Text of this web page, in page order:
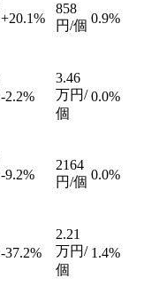
+20.1%
858
円/個 0.9%
-2.2%
3.46
万円/
個
0.0%
-9.2%
2164
円/個 0.0%
-37.2%
2.21
万円/
個
1.4%